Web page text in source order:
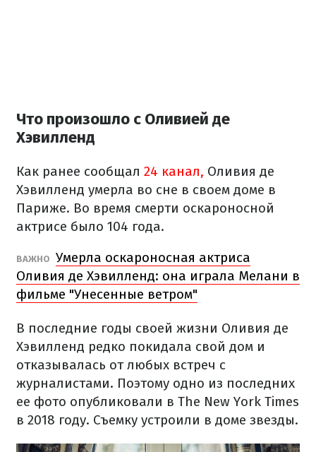
Что произошло с Оливией де
Хэвилленд
Как ранее сообщал 24 канал, Оливия де
Хэвилленд умерла во сне в своем доме в
Париже. Во время смерти оскароносной
актрисе было 104 года.
ВАЖНО Умерла оскароносная актриса
Оливия де Хэвилленд: она играла Мелани в
фильме "Унесенные ветром"
В последние годы своей жизни Оливия де
Хэвилленд редко покидала свой дом и
отказывалась от любых встреч с
журналистами. Поэтому одно из последних
ее фото опубликовали в The New York Times
в 2018 году. Съемку устроили в доме звезды.